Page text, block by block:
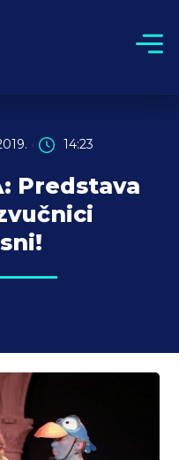
14:23
Predstava